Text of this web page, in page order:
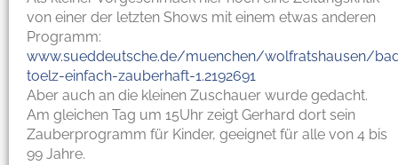
von einer der letzten Shows mit einem etwas anderen
Programm:
www.sueddeutsche.de/muenchen/wolfratshausen/
toelz-einfach-zauberhaft-1.2192691
Aber auch an die kleinen Zuschauer wurde gedacht.
Am gleichen Tag um 15Uhr zeigt Gerhard dort sein
Zauberprogramm für Kinder, geeignet für alle von 4 bis
99 Jahre.